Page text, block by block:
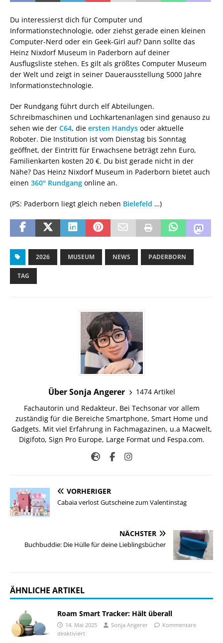
Du interessierst dich für Computer und
Informationstechnologie, oder ziehst gerade einen kleinen
Computer-Nerd oder ein Geek-Girl auf? Dann sollte das
Heinz Nixdorf Museum in Paderborn auf deiner
Ausflugsliste stehen. Es gilt als größtes Computer Museum
der Welt und zeigt in seiner Dauerausstellung 5000 Jahre
Informationstechnologie.
Der Rundgang führt durch elf Abteilungen.
Schreibmaschinen und Lochkartenanlagen sind genauso zu
sehen wie der C64, die ersten Handys oder aktuelle
Roboter. Die Institution ist vom Dienstag bis Sonntag
geöffnet, der Eintritt für Erwachsene beträgt zehn Euro,
Familienkarten kosten 20 €. Du bist gerade nicht in der
Nähe? Das Heinz Nixdorf Museum in Paderborn bietet auch
einen 360° Rundgang online an.
(PS: Paderborn liegt gleich neben Bielefeld …)
2026 MUSEUM NEWS PADERBORN
TAG
Über Sonja Angerer
1474 Artikel
Fachautorin und Redakteur. Bei Techsonar vor allem
zuständig für die Bereiche Smartphone, Smart Home und
Gadgets. Mit viel Erfahrung in Fachmagazinen, u.a Macwelt,
Digifoto, Sign Pro Europe, Large Format und Fespa.com.
VORHERIGER
Cabaia verlost Gutscheine zum Valentinstag
NÄCHSTER
Buchbuddie: Die Hülle für deine Lieblingsbücher
ÄHNLICHE ARTIKEL
Roam Smart Tracker: Hält überall
14. Mai 2025 Sonja Angerer
Kommentare
deaktiviert